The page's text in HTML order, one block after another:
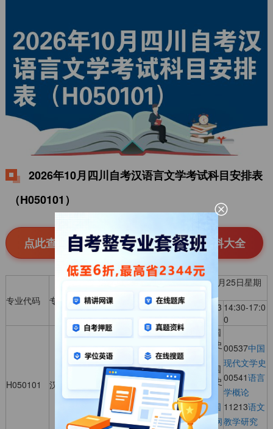
2026年10月四川自考汉语言文学考试科目安排表
（H050101）
点此查看>>四川自考汉语言文学复习资料大全
专业代码 专业名称
2026年10月24日星期
六
2026年10月25日星期
天
09:00-11:3
14:30-17:009:00-11:3 14:30-17:0
0
H050101 汉语言文学
00037
00540外国
文学史
15044马克
思主义基本
原理
00536古代
汉语
00769中国
传统文化
15040***新
时代中国特
色社会主义
00538中国
古代文学史
（一）
00539中国
古代文学史
（二）
15043中国
近现代史纲
00537中国
现代文学史
00541语言
学概论
11213语文
教学研究